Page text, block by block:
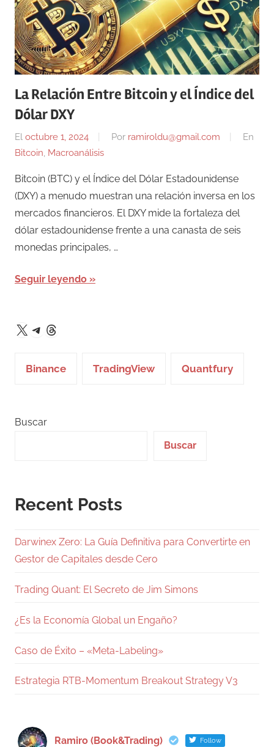
La Relación Entre Bitcoin y el Índice del
Dólar DXY
El octubre 1, 2024 Por ramiroldu@gmail.com
En
Bitcoin, Macroanálisis
Bitcoin (BTC) y el Índice del Dólar Estadounidense
(DXY) a menudo muestran una relación inversa en los
mercados financieros. El DXY mide la fortaleza del
dólar estadounidense frente a una canasta de seis
monedas principales, …
Seguir leyendo
X Telegram
Threads
Binance TradingView Quantfury
Buscar
Buscar
Recent Posts
Darwinex Zero: La Guía Definitiva para Convertirte en
Gestor de Capitales desde Cero
Trading Quant: El Secreto de Jim Simons
¿Es la Economía Global un Engaño?
Caso de Éxito – «Meta-Labeling»
Estrategia RTB-Momentum Breakout Strategy V3
Ramiro (Book&Trading) Follow